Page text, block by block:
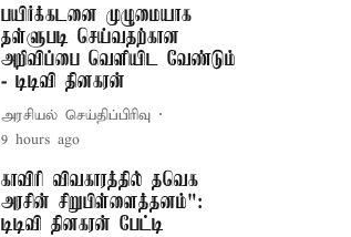
பயிர்க்கடனை முழுமையாக
தள்ளுபடி செய்வதற்கான
அறிவிப்பை வெளியிட வேண்டும்
- டிடிவி தினகரன்
அரசியல் செய்திப்பிரிவு
9 hours ago
காவிரி விவகாரத்தில் தவெக
அரசின் சிறுபிள்ளைத்தனம்":
டிடிவி தினகரன் பேட்டி